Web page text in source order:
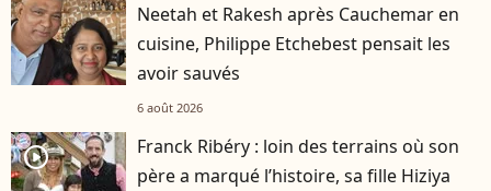
Neetah et Rakesh après Cauchemar en
cuisine, Philippe Etchebest pensait les
avoir sauvés
6 août 2026
player2
Franck Ribéry : loin des terrains où son
père a marqué l’histoire, sa fille Hiziya